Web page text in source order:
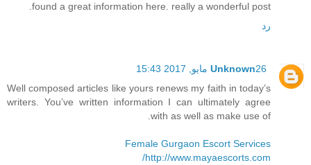
found a great information here. really a wonderful post.
رد
Unknown26 مايو, 2017 15:43
Well composed articles like yours renews my faith in today’s
writers. You’ve written information I can ultimately agree
with as well as make use of.
Female Gurgaon Escort Services
http://www.mayaescorts.com/